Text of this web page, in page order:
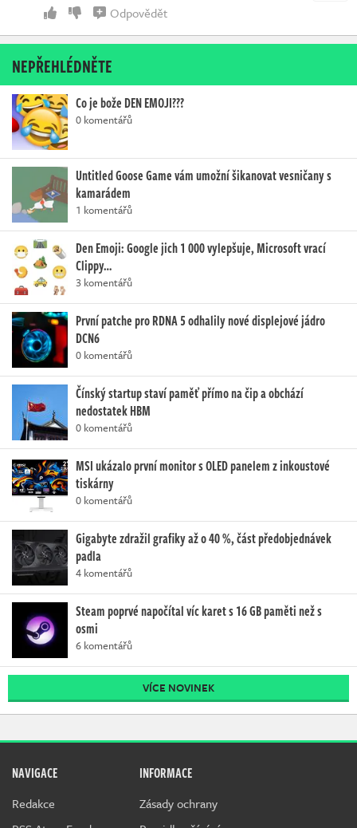
Odpovědět
NEPŘEHLÉDNĚTE
Co je bože DEN EMOJI???
0 komentářů
Untitled Goose Game vám umožní šikanovat vesničany s
kamarádem
1 komentářů
Den Emoji: Google jich 1 000 vylepšuje, Microsoft vrací
Clippy…
3 komentářů
První patche pro RDNA 5 odhalily nové displejové jádro
DCN6
0 komentářů
Čínský startup staví paměť přímo na čip a obchází
nedostatek HBM
0 komentářů
MSI ukázalo první monitor s OLED panelem z inkoustové
tiskárny
0 komentářů
Gigabyte zdražil grafiky až o 40 %, část předobjednávek
padla
4 komentářů
Steam poprvé napočítal víc karet s 16 GB paměti než s
osmi
6 komentářů
VÍCE NOVINEK
NAVIGACE
Redakce
INFORMACE
Zásady ochrany